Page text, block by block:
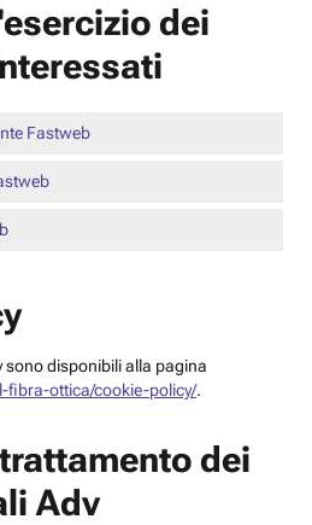
dei
Fastweb
sono disponibili alla pagina
fibra-ottica/cookie-policy/.
dei
Adv